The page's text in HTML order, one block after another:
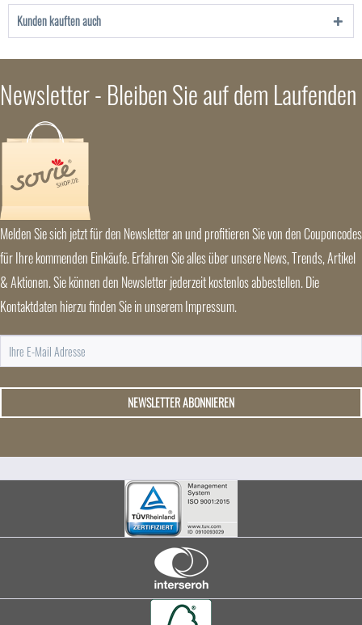
Kunden kauften auch
Newsletter - Bleiben Sie auf dem Laufenden
Melden Sie sich jetzt für den Newsletter an und profitieren Sie von den Couponcodes
für Ihre kommenden Einkäufe. Erfahren Sie alles über unsere News, Trends, Artikel
& Aktionen. Sie können den Newsletter jederzeit kostenlos abbestellen. Die
Kontaktdaten hierzu finden Sie in unserem Impressum.
NEWSLETTER ABONNIEREN